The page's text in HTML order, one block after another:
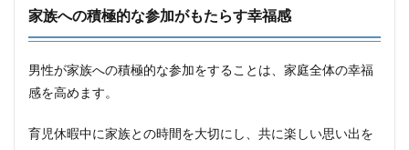
家族への積極的な参加がもたらす幸福感
男性が家族への積極的な参加をすることは、家庭全体の幸福
感を高めます。
育児休暇中に家族との時間を大切にし、共に楽しい思い出を